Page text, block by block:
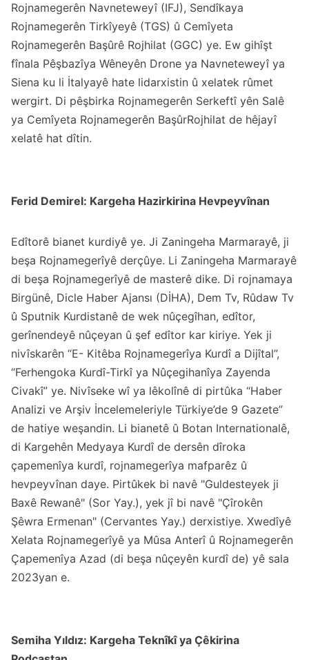
Rojnamegerên Navneteweyî (IFJ), Sendîkaya
Rojnamegerên Tirkîyeyê (TGS) û Cemîyeta
Rojnamegerên Başûrê Rojhilat (GGC) ye. Ew gihîşt
fînala Pêşbazîya Wêneyên Drone ya Navneteweyî ya
Siena ku li İtalyayê hate lidarxistin û xelatek rûmet
wergirt. Di pêşbirka Rojnamegerên Serkeftî yên Salê
ya Cemîyeta Rojnamegerên BaşûrRojhilat de hêjayî
xelatê hat dîtin.
Ferid Demirel: Kargeha Hazirkirina Hevpeyvînan
Edîtorê bianet kurdiyê ye. Ji Zaningeha Marmarayê, ji
beşa Rojnamegerîyê derçûye. Li Zaningeha Marmarayê
di beşa Rojnamegerîyê de masterê dike. Di rojnamaya
Birgünê, Dicle Haber Ajansı (DİHA), Dem Tv, Rûdaw Tv
û Sputnik Kurdistanê de wek nûçegîhan, edîtor,
gerînendeyê nûçeyan û şef edîtor kar kiriye. Yek ji
nivîskarên “E- Kitêba Rojnamegerîya Kurdî a Dijîtal”,
“Ferhengoka Kurdî-Tirkî ya Nûçegihanîya Zayenda
Civakî” ye. Nivîseke wî ya lêkolînê di pirtûka “Haber
Analizi ve Arşiv İncelemeleriyle Türkiye’de 9 Gazete”
de hatiye weşandin. Li bianetê û Botan Internationalê,
di Kargehên Medyaya Kurdî de dersên dîroka
çapemenîya kurdî, rojnamegerîya mafparêz û
hevpeyvînan daye. Pirtûkek bi navê "Guldesteyek ji
Baxê Rewanê" (Sor Yay.), yek jî bi navê "Çîrokên
Şêwra Ermenan" (Cervantes Yay.) derxistiye. Xwedîyê
Xelata Rojnamegerîyê ya Mûsa Anterî û Rojnamegerên
Çapemenîya Azad (di beşa nûçeyên kurdî de) yê sala
2023yan e.
Semiha Yıldız: Kargeha Teknîkî ya Çêkirina